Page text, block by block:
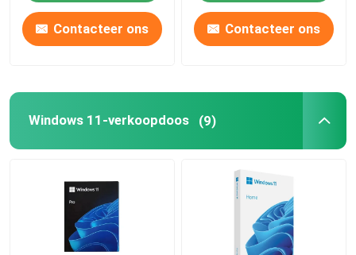
Contacteer ons Contacteer ons
Windows 11-verkoopdoos (9)